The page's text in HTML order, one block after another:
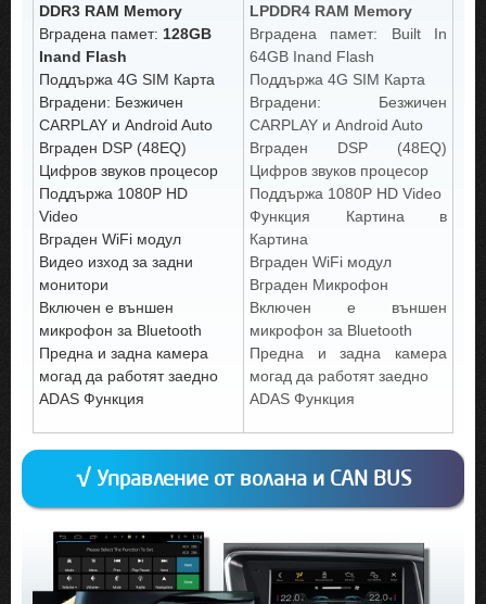
DDR3 RAM Memory
Вградена памет: 128GB
Inand Flash
Поддържа 4G SIM Карта
Вградени: Безжичен
CARPLAY и Android Auto
Вграден DSP (48EQ)
Цифров звуков процесор
Поддържа 1080P HD
Video
Вграден WiFi модул
Видео изход за задни
монитори
Включен е външен
микрофон за Bluetooth
Предна и задна камера
могад да работят заедно
ADAS Функция
LPDDR4 RAM Memory
Вградена памет: Built In
64GB Inand Flash
Поддържа 4G SIM Карта
Вградени: Безжичен
CARPLAY и Android Auto
Вграден DSP (48EQ)
Цифров звуков процесор
Поддържа 1080P HD Video
Функция Картина в
Картина
Вграден WiFi модул
Вграден Микрофон
Включен е външен
микрофон за Bluetooth
Предна и задна камера
могад да работят заедно
ADAS Функция
√ Управление от волана и CAN BUS